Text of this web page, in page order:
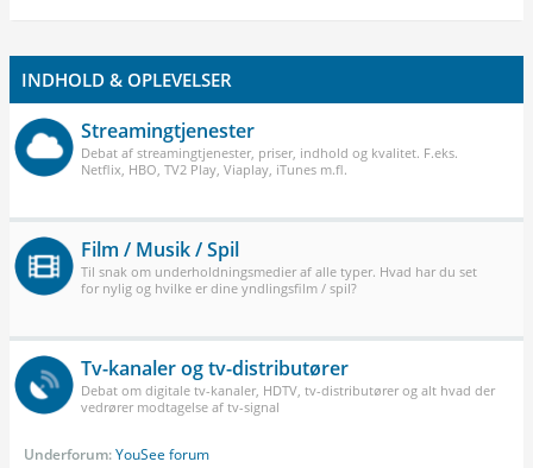
INDHOLD & OPLEVELSER
Streamingtjenester
Debat af streamingtjenester, priser, indhold og kvalitet. F.eks.
Netflix, HBO, TV2 Play, Viaplay, iTunes m.fl.
Film / Musik / Spil
Til snak om underholdningsmedier af alle typer. Hvad har du set
for nylig og hvilke er dine yndlingsfilm / spil?
Tv-kanaler og tv-distributører
Debat om digitale tv-kanaler, HDTV, tv-distributører og alt hvad der
vedrører modtagelse af tv-signal
Underforum:YouSee forum